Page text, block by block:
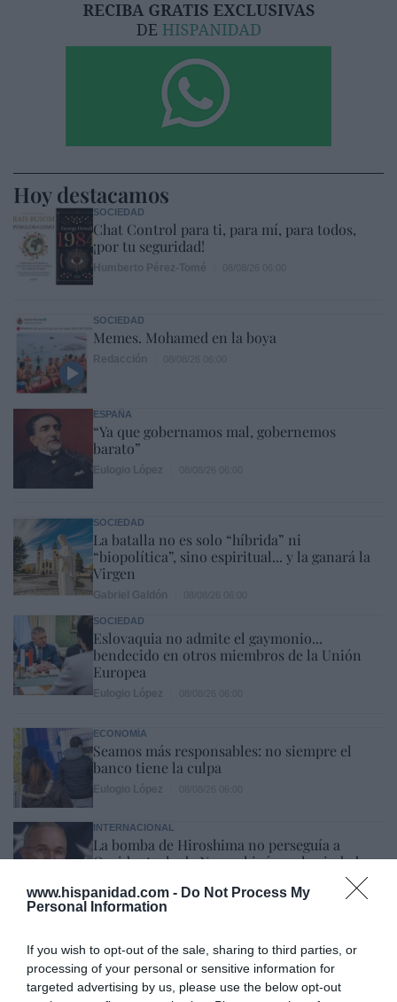
www.hispanidad.com - Do Not Process My
Personal Information
If you wish to opt-out of the sale, sharing to third parties, or
processing of your personal or sensitive information for
targeted advertising by us, please use the below opt-out
Hoy destacamos
SOCIEDAD
Chat Control para ti, para mí, para todos,
¡por tu seguridad!
SOCIEDAD
Memes. Mohamed en la boya
ESPAÑA
“Ya que gobernamos mal, gobernemos
barato”
SOCIEDAD
La batalla no es solo “híbrida” ni
“biopolítica”, sino espiritual... y la ganará la
Virgen
SOCIEDAD
Eslovaquia no admite el gaymonio...
bendecido en otros miembros de la Unión
Europea
ECONOMÍA
Seamos más responsables: no siempre el
banco tiene la culpa
INTERNACIONAL
La bomba de Hiroshima no perseguía a
Occidente, la de Nagasaki sí: era la ciudad
Eulogio López 08/08/26 06:00
Marcelo Gullo: “El trabajo de desmitificar la
historia, de poner la verdadera, de